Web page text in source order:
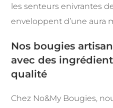
les senteurs enivrantes
enveloppent d’une aura
Nos bougies
avec des
qualité
Chez No&My Bougies,